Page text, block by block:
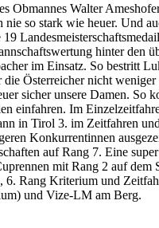
Obmannes Walter
so stark wie heuer. Und
hinter den
im Einsatz. So bestritt
Österreicher nicht
sicher unsere Damen. So
einfahren. Im
in Tirol 3. im Zeitfahren
Konkurrentinnen
auf Rang 7. Eine
mit Rang 2 auf dem
6. Rang Kriterium und
und Vize-LM am Berg.